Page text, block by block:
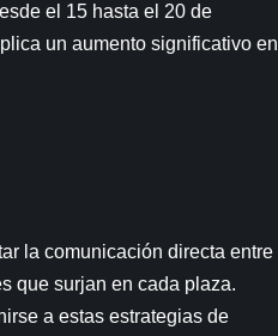
el 15 hasta el 20 de
un aumento significativo en
la comunicación directa entre
que surjan en cada plaza.
a estas estrategias de